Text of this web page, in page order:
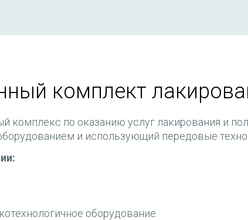
комплект
по оказанию услуг лакирования и
и использующий передовые
оборудование.